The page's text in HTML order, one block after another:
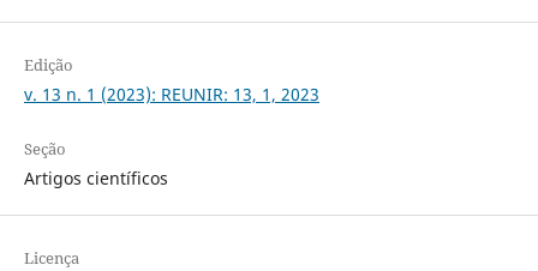
Edição
v. 13 n. 1 (2023): REUNIR: 13, 1, 2023
Seção
Artigos científicos
Licença